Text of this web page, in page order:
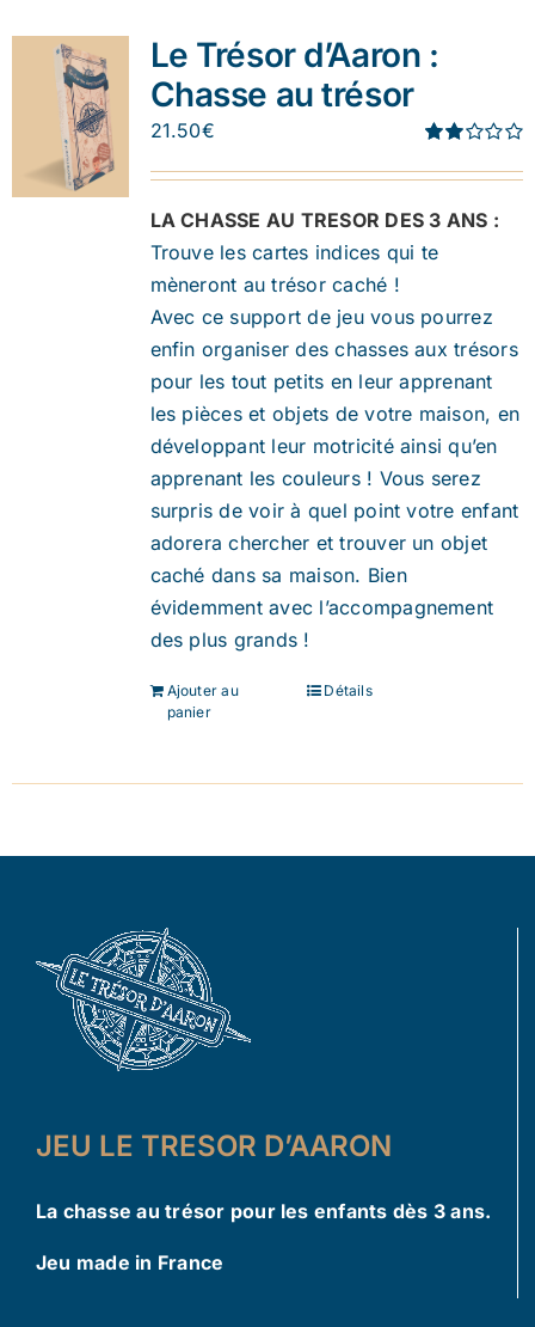
Le Trésor d’Aaron :
Chasse au trésor
1.91
21.50€
LA CHASSE AU TRESOR DES 3 ANS :
Trouve les cartes indices qui te
mèneront au trésor caché !
Avec ce support de jeu vous pourrez
enfin organiser des chasses aux trésors
pour les tout petits en leur apprenant
les pièces et objets de votre maison, en
développant leur motricité ainsi qu’en
apprenant les couleurs ! Vous serez
surpris de voir à quel point votre enfant
adorera chercher et trouver un objet
caché dans sa maison. Bien
évidemment avec l’accompagnement
des plus grands !
Ajouter au
panier
Détails
JEU LE TRESOR D’AARON
La chasse au trésor pour les enfants dès 3 ans.
Jeu made in France